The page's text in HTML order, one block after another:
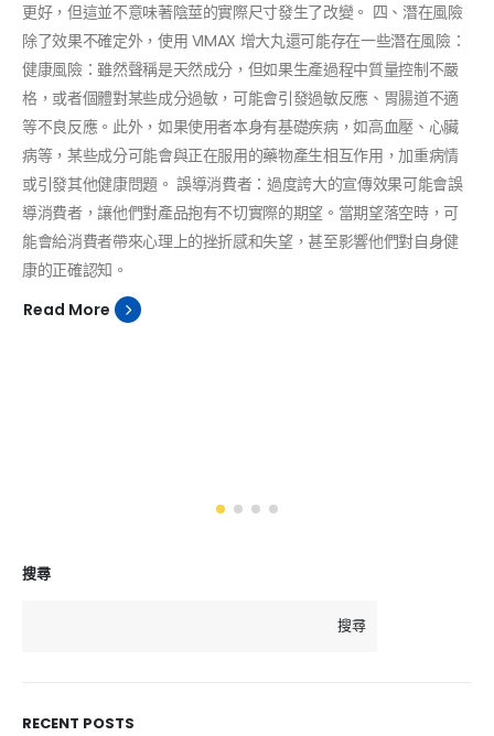
更好，但這並不意味著陰莖的實際尺寸發生了改變。 四、潛在風險
除了效果不確定外，使用 VIMAX 增大丸還可能存在一些潛在風險：
健康風險：雖然聲稱是天然成分，但如果生產過程中質量控制不嚴
格，或者個體對某些成分過敏，可能會引發過敏反應、胃腸道不適
等不良反應。此外，如果使用者本身有基礎疾病，如高血壓、心臟
病等，某些成分可能會與正在服用的藥物產生相互作用，加重病情
或引發其他健康問題。 誤導消費者：過度誇大的宣傳效果可能會誤
導消費者，讓他們對產品抱有不切實際的期望。當期望落空時，可
能會給消費者帶來心理上的挫折感和失望，甚至影響他們對自身健
康的正確認知。
Read More
搜尋
搜尋
RECENT POSTS